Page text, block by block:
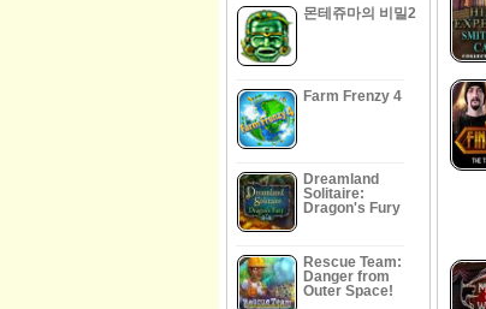
몬테쥬마의 비밀2
Farm Frenzy 4
Dreamland
Solitaire:
Dragon's Fury
Rescue Team:
Danger from
Outer Space!